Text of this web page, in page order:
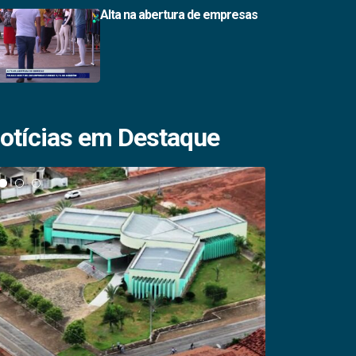
Alta na abertura de empresas
em Destaque